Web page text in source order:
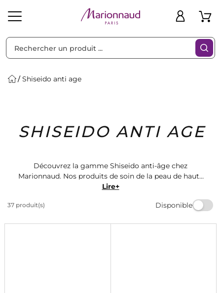
Solaire Homme Marques Idées
Cadeaux
Bons
Plans
Shiseido anti age
SHISEIDO ANTI AGE
Découvrez la gamme Shiseido anti-âge chez
Marionnaud. Nos produits de soin de la peau de haute
qualité aident à réduire les signes de vieillissement
sérum, la crème et le masque parfaits pour une peau
Lire+
37 produit(s) Disponible
Filtres